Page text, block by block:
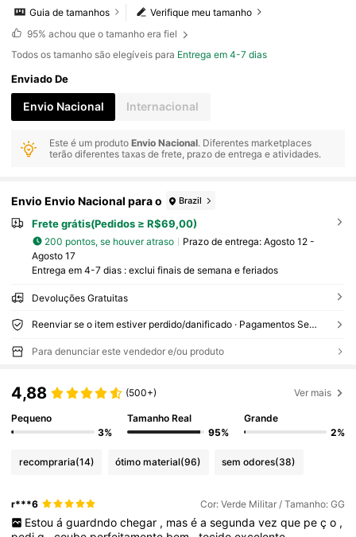
Verifique meu tamanho
Guia de tamanhos
95% achou que o tamanho era fiel
Todos os tamanho são elegíveis para Entrega em 4-7 dias
Enviado De
Envio Nacional Internacional
Este é um produtoEnvio Nacional. Diferentes marketplaces
terão diferentes taxas de frete, prazo de entrega e atividades.
Envio Envio Nacional para o Brazil
Frete grátis(Pedidos ≥ R$69,00)
200 pontos, se houver atraso Prazo de entrega: Agosto 12 -
Agosto 17
Entrega em 4-7 dias : exclui finais de semana e feriados
Devoluções Gratuitas
Reenviar se o item estiver perdido/danificado · Pagamentos Seguros · Proteção de privacidade
Para denunciar este vendedor e/ou produto
4,88 (500+) Ver mais
Pequeno
3%
Tamanho Real
95%
Grande
2%
recompraria(14) ótimo material(96) sem odores(38)
r***6 Cor: Verde Militar / Tamanho: GG
Estou á guardndo chegar , mas é a segunda vez que pe ç o ,